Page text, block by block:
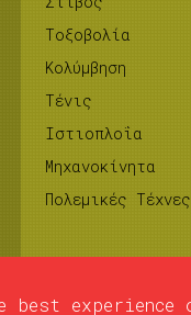
Tοξοβολία
Κολύμβηση
Τένις
Ιστιοπλοΐα
Μηχανοκίνητα
Πολεμικές Τέχνες
experience